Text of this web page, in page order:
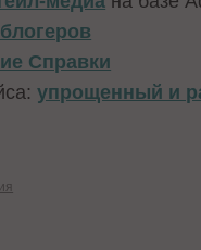
Справки
упрощенный и